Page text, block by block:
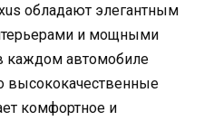
обладают элегантным
и мощными
каждом автомобиле
высококачественные
комфортное и